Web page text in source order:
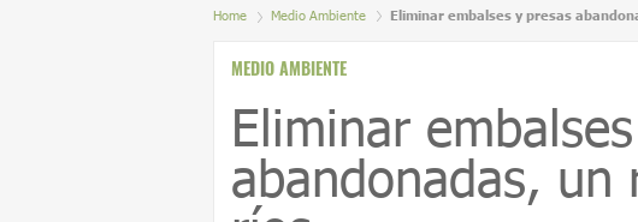
Home Medio Ambiente Eliminar embalses y presas
MEDIO AMBIENTE
Eliminar
abandonadas, un